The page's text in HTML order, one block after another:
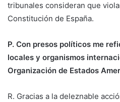
tribunales consideran que
Constitución de España.
P. Con presos políticos me
locales y organismos
Organización de Estados
R. Gracias a la deleznable